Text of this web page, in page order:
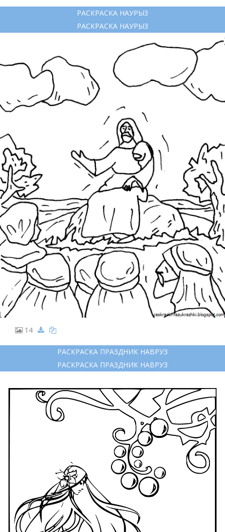
РАСКРАСКА НАУРЫЗ
РАСКРАСКА НАУРЫЗ
14
РАСКРАСКА ПРАЗДНИК НАВРУЗ
РАСКРАСКА ПРАЗДНИК НАВРУЗ